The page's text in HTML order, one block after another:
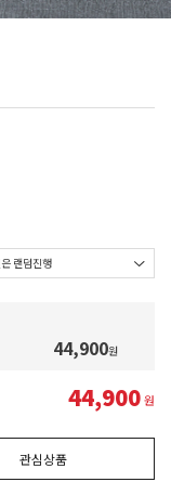
44,900원
44,900원
관심상품